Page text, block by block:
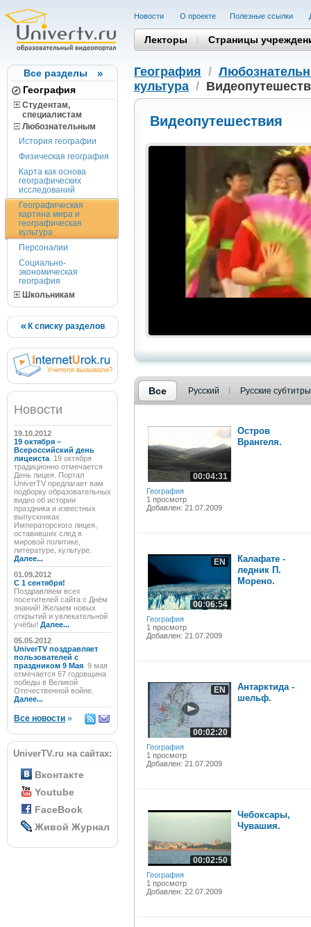
Все разделы
География
Студентам,
cпециалистам
Любознательным
История географии
Физическая география
Карта как основа
географических
исследований
Географическая
картина мира и
географическая
культура
Персоналии
Социально-
экономическая
география
Школьникам
К списку разделов
Новости
19.10.2012
19 октября –
Всероссийский день
лицеиста 19 октября
традиционно отмечается
День лицея. Портал
UniverTV предлагает вам
подборку образовательных
видео об истории
праздника и известных
выпускниках
Императорского лицея,
оставивших след в
мировой политике,
литературе, культуре.
Далее...
01.09.2012
C 1 сентября!
Поздравляем всех
посетителей сайта с Днём
знаний! Желаем новых
открытий и увлекательной
учёбы! Далее...
05.05.2012
UniverTV поздравляет
пользователей с
праздником 9 Мая 9 мая
отмечается 67 годовщина
победы в Великой
Отечественной войне.
Далее...
Все новости »
UniverTV.ru на сайтах:
Вконтакте
Youtube
FaceBook
Живой Журнал
Новости О проекте Полезные cсылки
Лекторы Страницы
География /
культура /
Видеопутешествия
Все Русский Русские субтитры
00:04:31
География
1 просмотр
Добавлен: 21.07.2009
Остров
Врангеля.
EN
00:06:54
География
1 просмотр
Добавлен: 21.07.2009
Калафате -
ледник П.
Морено.
EN
00:02:20
География
1 просмотр
Добавлен: 21.07.2009
Антарктида -
шельф.
00:02:50
География
1 просмотр
Добавлен: 22.07.2009
Чебоксары,
Чувашия.